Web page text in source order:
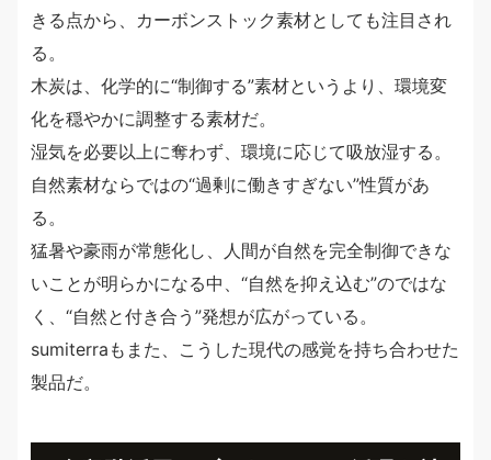
きる点から、カーボンストック素材としても注目され
る。
木炭は、化学的に“制御する”素材というより、環境変
化を穏やかに調整する素材だ。
湿気を必要以上に奪わず、環境に応じて吸放湿する。
自然素材ならではの“過剰に働きすぎない”性質があ
る。
猛暑や豪雨が常態化し、人間が自然を完全制御できな
いことが明らかになる中、“自然を抑え込む”のではな
く、“自然と付き合う”発想が広がっている。
sumiterraもまた、こうした現代の感覚を持ち合わせた
製品だ。